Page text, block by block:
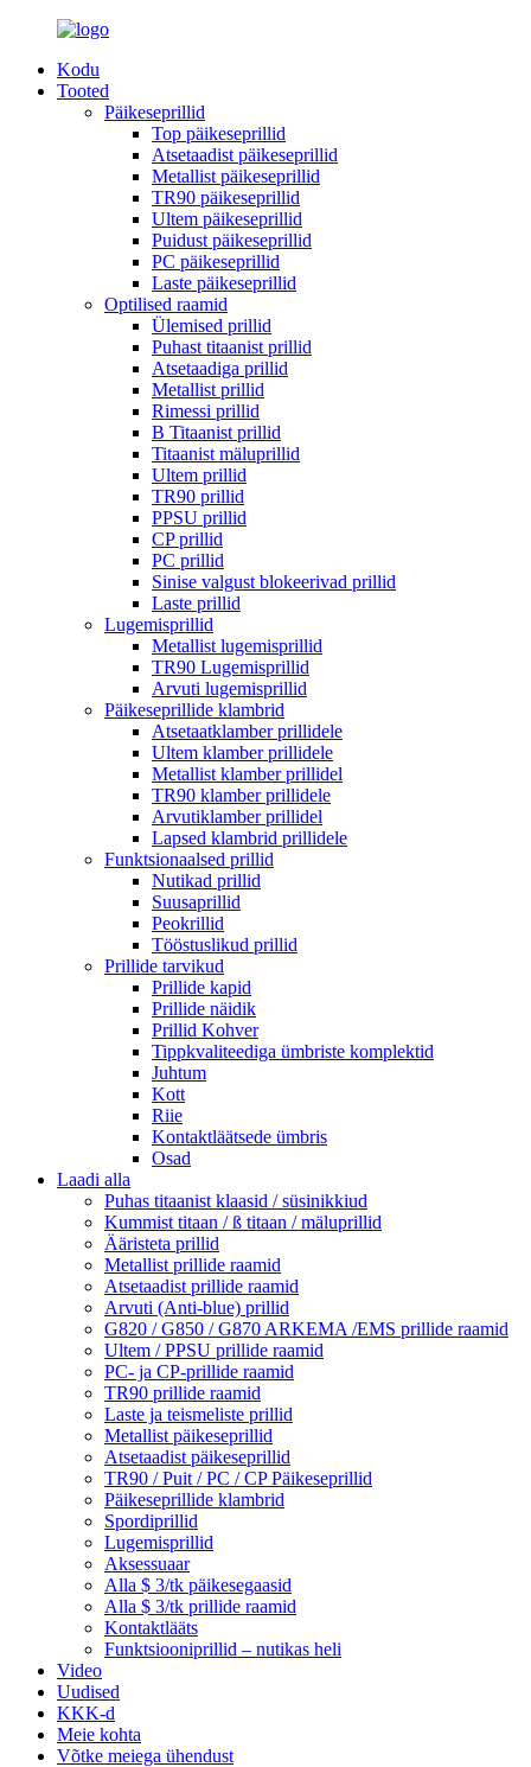
Kodu
Tooted
Päikeseprillid
Top päikeseprillid
Atsetaadist päikeseprillid
Metallist päikeseprillid
TR90 päikeseprillid
Ultem päikeseprillid
Puidust päikeseprillid
PC päikeseprillid
Laste päikeseprillid
Optilised raamid
Ülemised prillid
Puhast titaanist prillid
Atsetaadiga prillid
Metallist prillid
Rimessi prillid
B Titaanist prillid
Titaanist mäluprillid
Ultem prillid
TR90 prillid
PPSU prillid
CP prillid
PC prillid
Sinise valgust blokeerivad prillid
Laste prillid
Lugemisprillid
Metallist lugemisprillid
TR90 Lugemisprillid
Arvuti lugemisprillid
Päikeseprillide klambrid
Atsetaatklamber prillidele
Ultem klamber prillidele
Metallist klamber prillidel
TR90 klamber prillidele
Arvutiklamber prillidel
Lapsed klambrid prillidele
Funktsionaalsed prillid
Nutikad prillid
Suusaprillid
Peokrillid
Tööstuslikud prillid
Prillide tarvikud
Prillide kapid
Prillide näidik
Prillid Kohver
Tippkvaliteediga ümbriste komplektid
Juhtum
Kott
Riie
Kontaktläätsede ümbris
Osad
Laadi alla
Puhas titaanist klaasid / süsinikkiud
Kummist titaan / ß titaan / mäluprillid
Ääristeta prillid
Metallist prillide raamid
Atsetaadist prillide raamid
Arvuti (Anti-blue) prillid
G820 / G850 / G870 ARKEMA /EMS prillide raamid
Ultem / PPSU prillide raamid
PC- ja CP-prillide raamid
TR90 prillide raamid
Laste ja teismeliste prillid
Metallist päikeseprillid
Atsetaadist päikeseprillid
TR90 / Puit / PC / CP Päikeseprillid
Päikeseprillide klambrid
Spordiprillid
Lugemisprillid
Aksessuaar
Alla $ 3/tk päikesegaasid
Alla $ 3/tk prillide raamid
Kontaktlääts
Funktsiooniprillid – nutikas heli
Video
Uudised
KKK-d
Meie kohta
Võtke meiega ühendust